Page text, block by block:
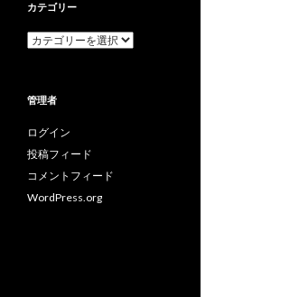
ブ
カテゴリー
カ
ー
管理者
ログイン
投稿フィード
コメントフィード
WordPress.org